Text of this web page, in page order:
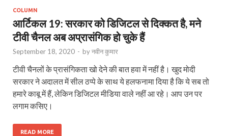
COLUMN
आर्टिकल 19: सरकार को डिजिटल से दिक्‍कत है, मने
टीवी चैनल अब अप्रासंगिक हो चुके हैं
September 18, 2020 - byनवीन कुमार
टीवी चैनलों के प्रासंगिकता खो देने की बात हवा में नहीं है। खुद मोदी
सरकार ने अदालत में सील ठप्पे के साथ ये हलफनामा दिया है कि ये सब तो
हमारे काबू में हैं, लेकिन डिजिटल मीडिया वाले नहीं आ रहे। आप उन पर
लगाम कसिए।
READ MORE